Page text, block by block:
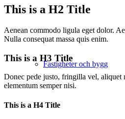
Fastigheter och bygg
This is a H2 Title
Aenean commodo ligula eget dolor.
Nulla consequat massa quis enim.
This is a H3 Title
Donec pede justo, fringilla vel, aliquet
elementum semper nisi.
This is a H4 Title